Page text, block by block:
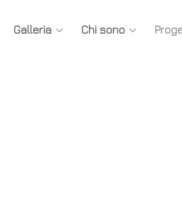
Galleria Chi sono